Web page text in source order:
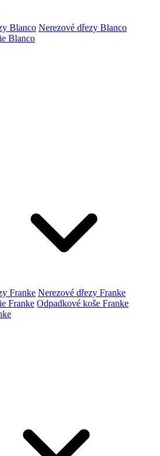
Blanco Nerezové dřezy Blanco
Blanco
Franke Nerezové dřezy Franke
Franke Odpadkové koše Franke